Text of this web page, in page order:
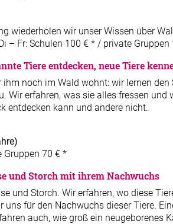
wiederholen wir unser Wissen über
– Fr: Schulen 100 € * / private
Tiere entdecken, neue Tiere
ihm noch im Wald wohnt: wir lernen
Wir erfahren, was sie alles fressen und
entdecken kann und andere nicht.
Gruppen 70 € *
und Storch mit ihrem Nachwuchs
und Storch. Wir erfahren, wo diese
uns für den Nachwuchs dieser Tiere.
auch, wie groß ein